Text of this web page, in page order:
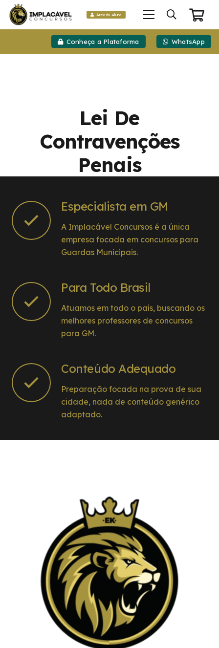
Área do Aluno
Conheça a Plataforma WhatsApp
Lei De
Contravenções
Penais
Especialista em GM
A Implacável Concursos é a única
empresa focada em concursos para
Guardas Municipais.
Para Todo Brasil
Atuamos em todo o país, buscando os
melhores professores de concursos
para GM.
Conteúdo Adequado
Preparação focada na prova de sua
cidade, nada de conteúdo genérico
adaptado.